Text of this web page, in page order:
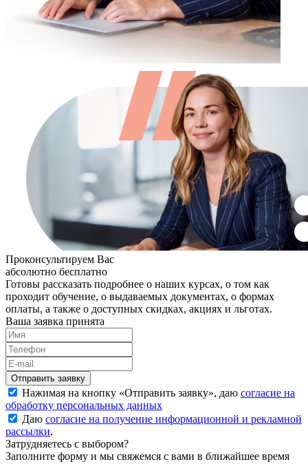
Проконсультируем Вас
абсолютно бесплатно
Готовы рассказать подробнее о наших курсах, о том как
проходит обучение, о выдаваемых документах, о формах
оплаты, а также о доступных скидках, акциях и льготах.
Ваша заявка принята
Нажимая на кнопку «Отправить заявку», даю согласие на
обработку персональных данных
Даю согласие на получение информационной и рекламной
рассылки.
Затрудняетесь с выбором?
Заполните форму и мы свяжемся с вами в ближайшее время